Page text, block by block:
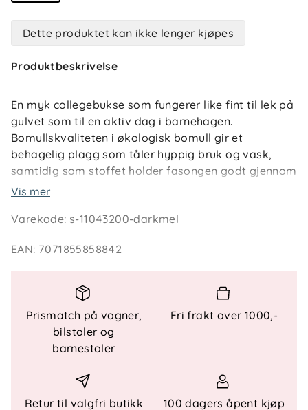
Dette produktet kan ikke lenger kjøpes
Produktbeskrivelse
En myk collegebukse som fungerer like fint til lek på
gulvet som til en aktiv dag i barnehagen.
Bomullskvaliteten i økologisk bomull gir et
behagelig plagg som tåler hyppig bruk og vask,
samtidig som stoffet holder fasongen godt gjennom
dagen.
Elastikk i livet med innvendig justering gjør det
Sidelommer gir plass til små skatter, og den
Buksen kan gjerne brukes sammen med Mumle
genser for et matchende sett.
Teknisk informasjon
Collegebukse i bomullskvalitet
Elastisk liv med innvendig justering
Vis mer
Varekode:s-11043200-darkmel
EAN: 7071855858842
Prismatch på vogner,
bilstoler og
barnestoler
Fri frakt over 1000,-
Retur til valgfri butikk
100 dagers åpent kjøp